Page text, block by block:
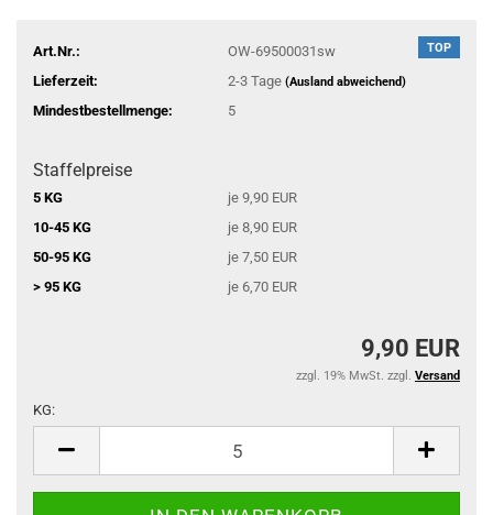
TOP
Art.Nr.:
OW-69500031sw
Lieferzeit:
2-3 Tage (Ausland abweichend)
Mindestbestellmenge: 5
Staffelpreise
5 KG
je 9,90 EUR
10-45 KG
je 8,90 EUR
50-95 KG
je 7,50 EUR
> 95 KG
je 6,70 EUR
9,90 EUR
zzgl. 19% MwSt. zzgl. Versand
KG: